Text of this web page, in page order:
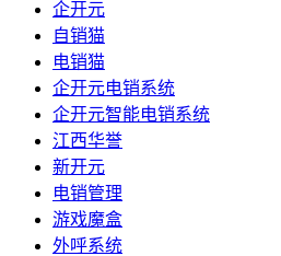
企开元
自销猫
电销猫
企开元电销系统
企开元智能电销系统
江西华誉
新开元
电销管理
游戏魔盒
外呼系统